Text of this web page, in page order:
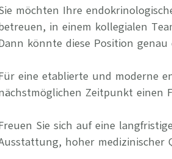
möchten Ihre
in einem kollegialen
könnte diese Position
eine etablierte und moderne
Zeitpunkt einen
Sie sich auf eine
hoher medizinischer